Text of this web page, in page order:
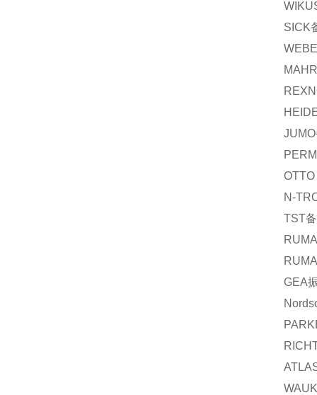
SICK
MAHR
JUMO
N-
TST
RUMA
RUMA
GEA